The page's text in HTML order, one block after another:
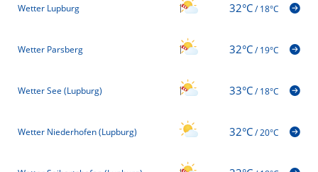
Wetter Lupburg 32°C/18°C
Wetter Parsberg 32°C/19°C
Wetter See (Lupburg) 33°C/18°C
Wetter Niederhofen (Lupburg) 32°C/20°C